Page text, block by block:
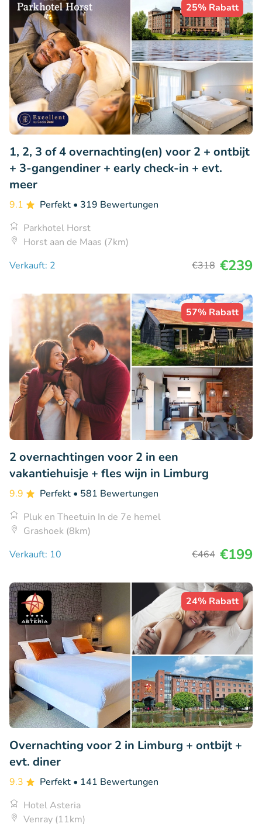
25% Rabatt
1, 2, 3 of 4 overnachting(en) voor 2 + ontbijt
+ 3-gangendiner + early check-in + evt.
meer
9.1 Perfekt • 319 Bewertungen
Parkhotel Horst
Horst aan de Maas (7km)
Verkauft: 2
€318 €239
57% Rabatt
2 overnachtingen voor 2 in een
vakantiehuisje + fles wijn in Limburg
9.9 Perfekt • 581 Bewertungen
Pluk en Theetuin In de 7e hemel
Grashoek (8km)
Verkauft: 10
€464 €199
24% Rabatt
Overnachting voor 2 in Limburg + ontbijt +
evt. diner
9.3 Perfekt • 141 Bewertungen
Hotel Asteria
Venray (11km)